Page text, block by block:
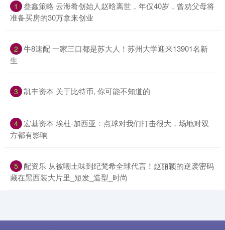
1
​叁鑫策略 云海肴创始人赵晗离世，年仅40岁，曾劝父母将
准备买房的30万拿来创业
2 ​牛8速配 一家三口都是苏大人！苏州大学迎来13901名新
生
3 ​凯丰资本 关于比特币, 你可能不知道的
4 ​宏基资本 埃杜-加西亚：点球对我们打击很大，场地对双
方都有影响
5 ​配资乐 从被嘲土味到纪梵希全球代言！赵丽颖的逆袭密码
藏在黑西装大片里_短发_造型_时尚